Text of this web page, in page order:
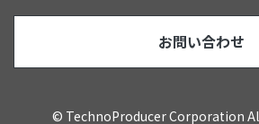
お問い合わせ
© TechnoProducer Corporation